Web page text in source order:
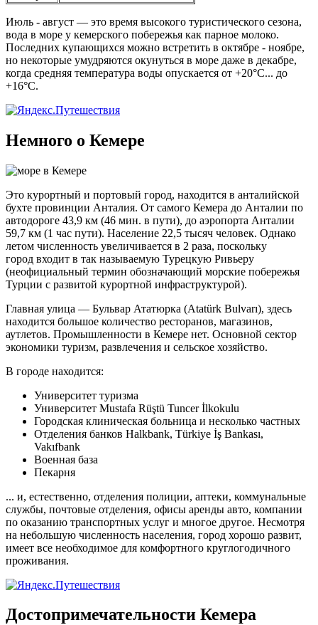
Июль - август — это время высокого туристического сезона,
вода в море у кемерского побережья как парное молоко.
Последних купающихся можно встретить в октябре - ноябре,
но некоторые умудряются окунуться в море даже в декабре,
когда средняя температура воды опускается от +20°С... до
+16°С.
Немного о Кемере
Это курортный и портовый город, находится в анталийской
бухте провинции Анталия. От самого Кемера до Анталии по
автодороге 43,9 км (46 мин. в пути), до аэропорта Анталии
59,7 км (1 час пути). Население 22,5 тысяч человек. Однако
летом численность увеличивается в 2 раза, поскольку
город входит в так называемую Турецкую Ривьеру
(неофициальный термин обозначающий морские побережья
Турции с развитой курортной инфраструктурой).
Главная улица — Бульвар Ататюрка (Atatürk Bulvarı), здесь
находится большое количество ресторанов, магазинов,
аутлетов. Промышленности в Кемере нет. Основной сектор
экономики туризм, развлечения и сельское хозяйство.
В городе находится:
Университет туризма
Университет Mustafa Rüştü Tuncer İlkokulu
Городская клиническая больница и несколько частных
Отделения банков Halkbank, Türkiye İş Bankası,
Vakıfbank
Военная база
Пекарня
... и, естественно, отделения полиции, аптеки, коммунальные
службы, почтовые отделения, офисы аренды авто, компании
по оказанию транспортных услуг и многое другое. Несмотря
на небольшую численность населения, город хорошо развит,
имеет все необходимое для комфортного круглогодичного
проживания.
Достопримечательности Кемера